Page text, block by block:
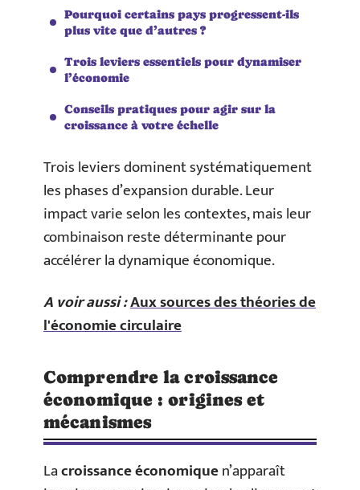
Pourquoi certains pays progressent-ils
plus vite que d’autres ?
Trois leviers essentiels pour dynamiser
l’économie
Conseils pratiques pour agir sur la
croissance à votre échelle
Trois leviers dominent systématiquement
les phases d’expansion durable. Leur
impact varie selon les contextes, mais leur
combinaison reste déterminante pour
accélérer la dynamique économique.
A voir aussi :Aux sources des théories de
l'économie circulaire
Comprendre la croissance
économique : origines et
mécanismes
Lacroissance économiquen’apparaît